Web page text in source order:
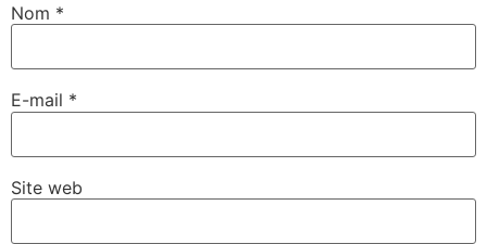
Nom *
E-mail *
Site web